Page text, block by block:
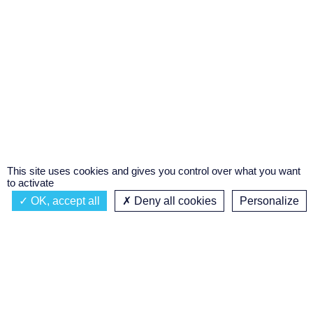
Émission à l'antenne
Actualités À propos
This site uses cookies and gives you control over what you want
to activate
OK, accept all
Deny all cookies
Personalize